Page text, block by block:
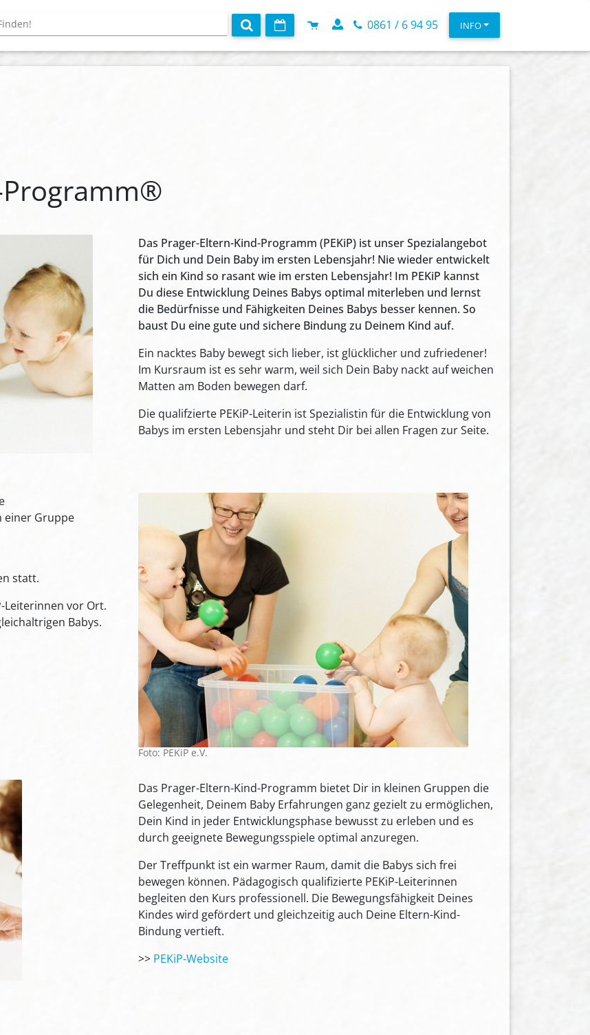
0861 / 6 94 95 INFO
Programm®
Das Prager-Eltern-Kind-Programm (PEKiP) ist unser Spezialangebot
für Dich und Dein Baby im ersten Lebensjahr! Nie wieder entwickelt
sich ein Kind so rasant wie im ersten Lebensjahr! Im PEKiP kannst
Du diese Entwicklung Deines Babys optimal miterleben und lernst
die Bedürfnisse und Fähigkeiten Deines Babys besser kennen. So
baust Du eine gute und sichere Bindung zu Deinem Kind auf.
Ein nacktes Baby bewegt sich lieber, ist glücklicher und zufriedener!
Im Kursraum ist es sehr warm, weil sich Dein Baby nackt auf weichen
Matten am Boden bewegen darf.
Die qualifzierte PEKiP-Leiterin ist Spezialistin für die Entwicklung von
Babys im ersten Lebensjahr und steht Dir bei allen Fragen zur Seite.
einer Gruppe
statt.
Leiterinnen vor Ort.
Babys.
Foto: PEKiP e.V.
Das Prager-Eltern-Kind-Programm bietet Dir in kleinen Gruppen die
Gelegenheit, Deinem Baby Erfahrungen ganz gezielt zu ermöglichen,
Dein Kind in jeder Entwicklungsphase bewusst zu erleben und es
durch geeignete Bewegungsspiele optimal anzuregen.
Der Treffpunkt ist ein warmer Raum, damit die Babys sich frei
bewegen können. Pädagogisch qualifizierte PEKiP-Leiterinnen
begleiten den Kurs professionell. Die Bewegungsfähigkeit Deines
Kindes wird gefördert und gleichzeitig auch Deine Eltern-Kind-
Bindung vertieft.
>> PEKiP-Website